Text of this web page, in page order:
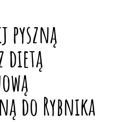
pyszną
dietą
do Rybnika